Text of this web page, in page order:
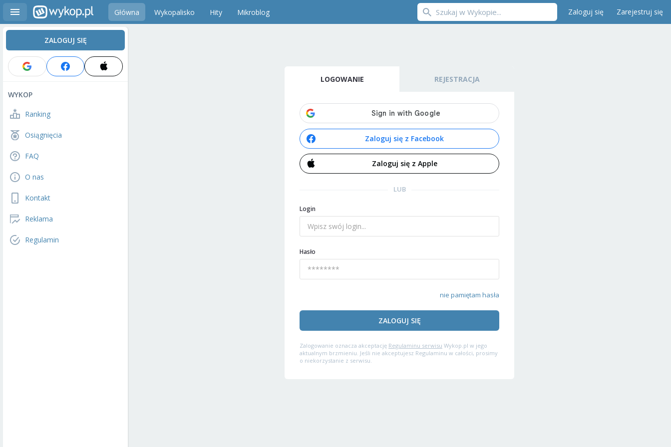
Główna Wykopalisko Hity Mikroblog Zaloguj się Zarejestruj się
ZALOGUJ SIĘ
WYKOP
Ranking
Osiągnięcia
FAQ
O nas
Kontakt
Reklama
Regulamin
LOGOWANIE REJESTRACJA
Zaloguj się z Facebook
Zaloguj się z Apple
LUB
Login
Hasło
nie pamiętam hasła
ZALOGUJ SIĘ
Zalogowanie oznacza akceptację Regulaminu serwisu Wykop.pl w jego
aktualnym brzmieniu. Jeśli nie akceptujesz Regulaminu w całości, prosimy
o niekorzystanie z serwisu.